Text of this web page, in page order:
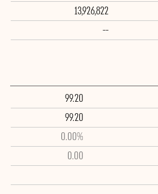
13,926,822
--
99.20
99.20
0.00%
0.00